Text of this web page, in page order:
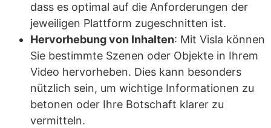
dass es optimal auf die Anforderungen der
jeweiligen Plattform zugeschnitten ist.
Hervorhebung von Inhalten: Mit Visla können
Sie bestimmte Szenen oder Objekte in Ihrem
Video hervorheben. Dies kann besonders
nützlich sein, um wichtige Informationen zu
betonen oder Ihre Botschaft klarer zu
vermitteln.